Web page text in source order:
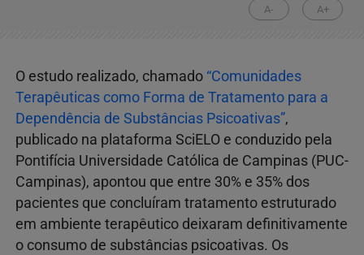
A- A+
O estudo realizado, chamado “Comunidades
Terapêuticas como Forma de Tratamento para a
Dependência de Substâncias Psicoativas”,
publicado na plataforma SciELO e conduzido pela
Pontifícia Universidade Católica de Campinas (PUC-
Campinas), apontou que entre 30% e 35% dos
pacientes que concluíram tratamento estruturado
em ambiente terapêutico deixaram definitivamente
o consumo de substâncias psicoativas. Os